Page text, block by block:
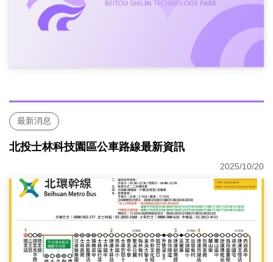
最新消息
北投士林科技園區公車路線最新資訊
2025/10/20